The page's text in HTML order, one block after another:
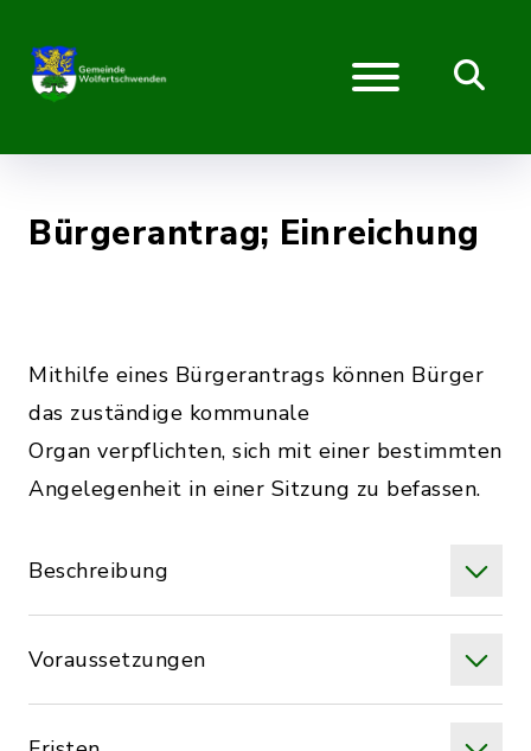
Bürgerantrag; Einreichung
Mithilfe eines Bürgerantrags können Bürger
das zuständige kommunale
Organ verpflichten, sich mit einer bestimmten
Angelegenheit in einer Sitzung zu befassen.
Beschreibung
Voraussetzungen